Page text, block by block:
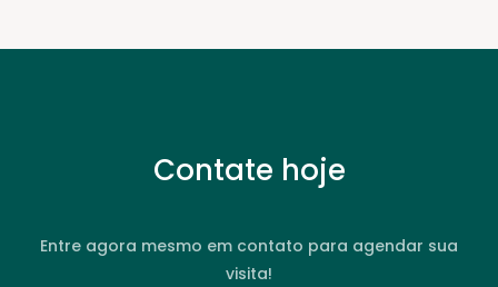
Contate hoje
Entre agora mesmo em contato para agendar sua
visita!